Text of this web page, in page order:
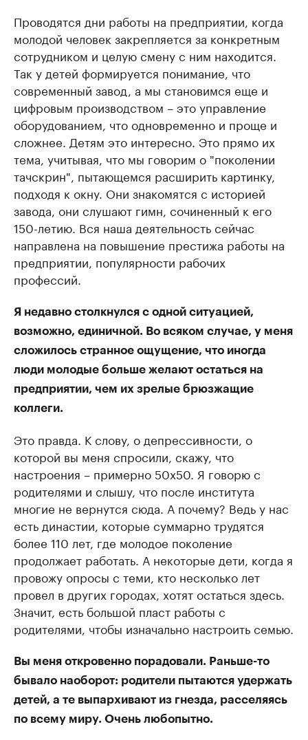
Проводятся дни работы на предприятии, когда
молодой человек закрепляется за конкретным
сотрудником и целую смену с ним находится.
Так у детей формируется понимание, что
современный завод, а мы становимся еще и
цифровым производством – это управление
оборудованием, что одновременно и проще и
сложнее. Детям это интересно. Это прямо их
тема, учитывая, что мы говорим о "поколении
тачскрин", пытающемся расширить картинку,
подходя к окну. Они знакомятся с историей
завода, они слушают гимн, сочиненный к его
150-летию. Вся наша деятельность сейчас
направлена на повышение престижа работы на
предприятии, популярности рабочих
профессий.
Я недавно столкнулся с одной ситуацией,
возможно, единичной. Во всяком случае, у меня
сложилось странное ощущение, что иногда
люди молодые больше желают остаться на
предприятии, чем их зрелые брюзжащие
коллеги.
Это правда. К слову, о депрессивности, о
которой вы меня спросили, скажу, что
настроения – примерно 50х50. Я говорю с
родителями и слышу, что после института
многие не вернутся сюда. А почему? Ведь у нас
есть династии, которые суммарно трудятся
более 110 лет, где молодое поколение
продолжает работать. А некоторые дети, когда я
провожу опросы с теми, кто несколько лет
провел в других городах, хотят остаться здесь.
Значит, есть большой пласт работы с
родителями, чтобы изначально настроить семью.
Вы меня откровенно порадовали. Раньше-то
бывало наоборот: родители пытаются удержать
детей, а те выпархивают из гнезда, расселяясь
по всему миру. Очень любопытно.